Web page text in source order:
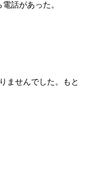
話があった。
ませんでした。もと